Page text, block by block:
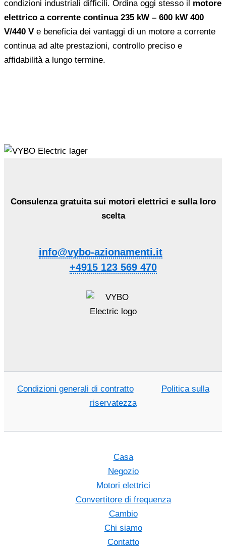
condizioni industriali difficili. Ordina oggi stesso il motore
elettrico a corrente continua 235 kW – 600 kW 400
V/440 V e beneficia dei vantaggi di un motore a corrente
continua ad alte prestazioni, controllo preciso e
affidabilità a lungo termine.
Consulenza gratuita sui motori elettrici e sulla loro
scelta
info@vybo-azionamenti.it
+4915 123 569 470
Condizioni generali di contratto
Politica sulla
riservatezza
Casa
Negozio
Motori elettrici
Convertitore di frequenza
Cambio
Chi siamo
Contatto